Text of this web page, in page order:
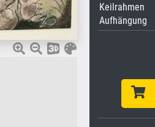
Keilrahmen
Aufhängung